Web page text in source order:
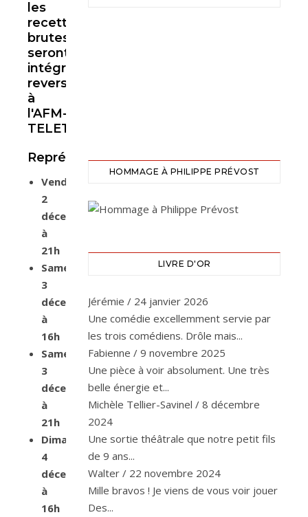
les
recettes
brutes
seront
intégralement
reversées
à
l'AFM-
TELETHON.
Représentations
Vendredi
2
décembre
à
21h
Samedi
3
décembre
à
16h
Samedi
3
décembre
à
21h
Dimanche
4
décembre
à
16h
HOMMAGE À PHILIPPE PRÉVOST
LIVRE D'OR
Jérémie / 24 janvier 2026
Une comédie excellemment servie par
les trois comédiens. Drôle mais...
Fabienne / 9 novembre 2025
Une pièce à voir absolument. Une très
belle énergie et...
Michèle Tellier-Savinel / 8 décembre
2024
Une sortie théâtrale que notre petit fils
de 9 ans...
Walter / 22 novembre 2024
Mille bravos ! Je viens de vous voir jouer
Des...